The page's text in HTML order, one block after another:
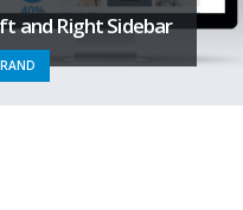
and Right Sidebar